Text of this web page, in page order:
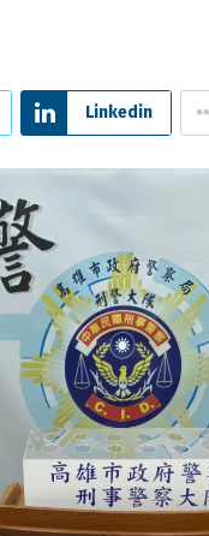
Linkedin